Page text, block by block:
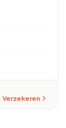
Verzekeren